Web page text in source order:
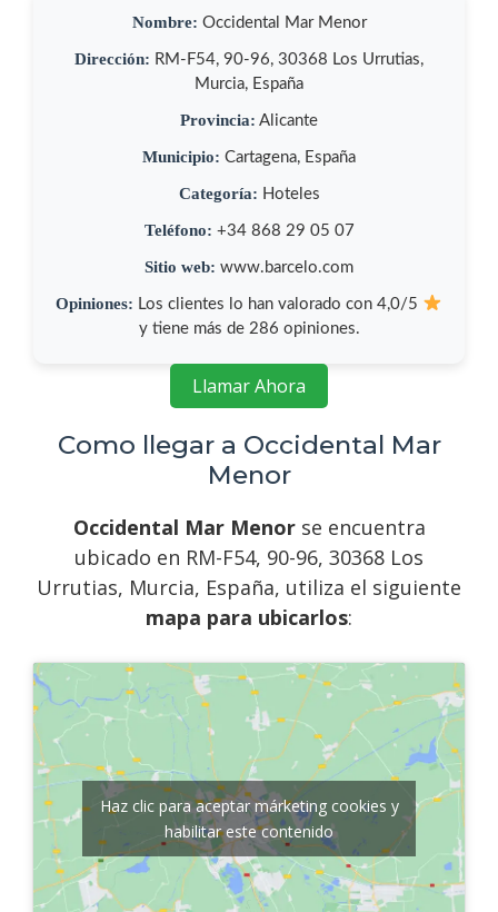
Nombre: Occidental Mar Menor
Dirección: RM-F54, 90-96, 30368 Los Urrutias,
Murcia, España
Provincia: Alicante
Municipio: Cartagena, España
Categoría: Hoteles
Teléfono: +34 868 29 05 07
Sitio web: www.barcelo.com
Opiniones: Los clientes lo han valorado con 4,0/5
y tiene más de 286 opiniones.
Llamar Ahora
Como llegar a Occidental Mar
Menor
Occidental Mar Menorse encuentra
ubicado en RM-F54, 90-96, 30368 Los
Urrutias, Murcia, España, utiliza el siguiente
mapa para ubicarlos:
Haz clic para aceptar márketing cookies y
habilitar este contenido